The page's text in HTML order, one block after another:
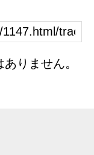
りません。